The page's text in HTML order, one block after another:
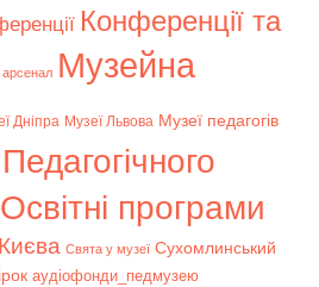
Конференції та
Музейна
Дніпра Музеї Львова Музеї педагогів
Освітні програми
Свята у музеї Сухомлинський
аудіофонди_педмузею